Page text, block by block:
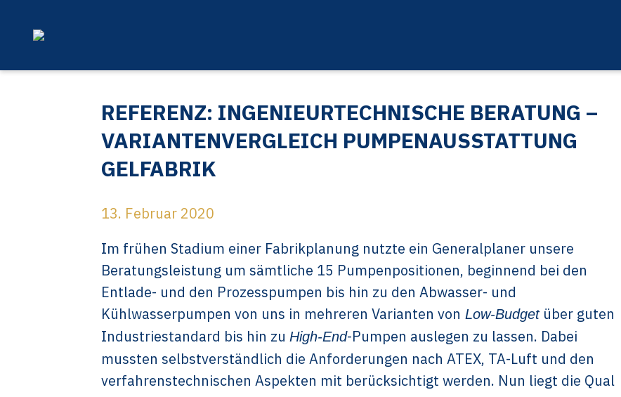
REFERENZ: INGENIEURTECHNISCHE BERATUNG –
VARIANTENVERGLEICH PUMPENAUSSTATTUNG
GELFABRIK
13. Februar 2020
Im frühen Stadium einer Fabrikplanung nutzte ein Generalplaner unsere
Beratungsleistung um sämtliche 15 Pumpenpositionen, beginnend bei den
Entlade- und den Prozesspumpen bis hin zu den Abwasser- und
Kühlwasserpumpen von uns in mehreren Varianten von Low-Budgetüber guten
Industriestandard bis hin zu High-End-Pumpen auslegen zu lassen. Dabei
mussten selbstverständlich die Anforderungen nach ATEX, TA-Luft und den
verfahrenstechnischen Aspekten mit berücksichtigt werden. Nun liegt die Qual